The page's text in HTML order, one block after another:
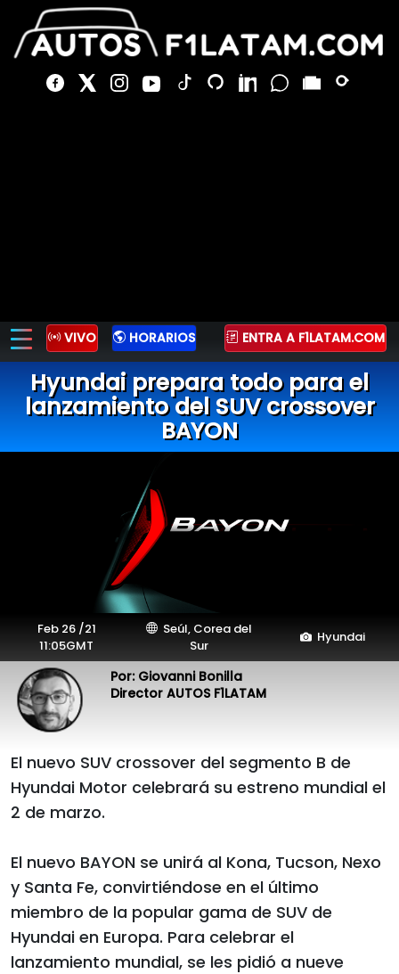
VIVO HORARIOS ENTRA A F1LATAM.COM
Hyundai prepara todo para el
lanzamiento del SUV crossover
BAYON
Feb 26 /21
11:05GMT
Seúl, Corea del
Sur
Hyundai
Por: Giovanni Bonilla
Director AUTOS F1LATAM
El nuevo SUV crossover del segmento B de
Hyundai Motor celebrará su estreno mundial el
2 de marzo.
El nuevo BAYON se unirá al Kona, Tucson, Nexo
y Santa Fe, convirtiéndose en el último
miembro de la popular gama de SUV de
Hyundai en Europa. Para celebrar el
lanzamiento mundial, se les pidió a nueve